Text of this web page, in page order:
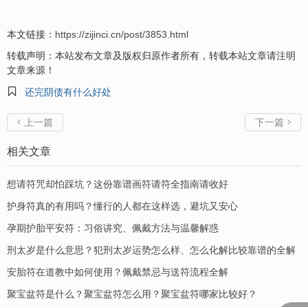
本文链接： https://zijinci.cn/post/3853.html
转载声明：本站发布文章及版权归原作者所有，转载本站文章请注明
文章来源！

还完阴债有什么好处
 上一篇 下一篇 
相关文章
想请符咒却怕踩坑？这份靠谱画符请符全指南请收好
护身符真的有用吗？懂行的人都在这样选，避坑又安心
孕期护胎平安符：习俗讲究、佩戴方法与温馨解惑
刑太岁是什么意思？犯刑太岁运势怎么样、怎么化解比较靠谱的全解
安胎符在道教中如何使用？佩戴禁忌与送符流程全解
聚宝盆符是什么？聚宝盆符怎么用？聚宝盆符哪家比较好？